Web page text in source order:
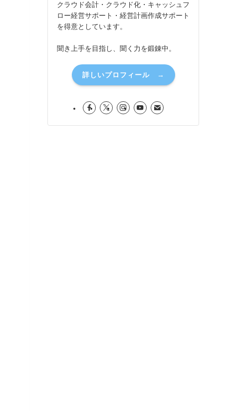
クラウド会計・クラウド化・キャッシュフ
ロー経営サポート・経営計画作成サポート
を得意としています。
聞き上手を目指し、聞く力を鍛錬中。
詳しいプロフィール →